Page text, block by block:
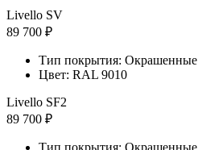
Livello SV
89 700 ₽
Тип покрытия: Окрашенные
Цвет: RAL 9010
Livello SF2
89 700 ₽
Тип покрытия: Окрашенные